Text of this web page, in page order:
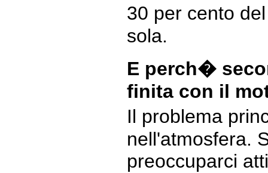
30 per cento
sola.
E perch�
finita con il
Il problema
nell'atmosfera.
preoccuparci